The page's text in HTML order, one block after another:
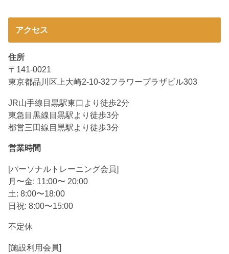
アクセス
住所
〒141-0021
東京都品川区上大崎2-10-32フラワープラザビル303
JR山手線目黒駅東口より徒歩2分
東急目黒線目黒駅より徒歩3分
都営三田線目黒駅より徒歩3分
営業時間
[パーソナルトレーニング会員]
月〜金: 11:00〜 20:00
土: 8:00〜18:00
日祝: 8:00〜15:00
不定休
[施設利用会員]